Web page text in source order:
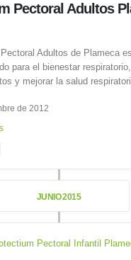
Pectoral Adultos
Adultos de Plameca
para el bienestar
y mejorar la salud
de 2012
JUNIO 2015